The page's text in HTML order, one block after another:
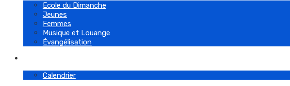
Ecole du Dimanche
Jeunes
Femmes
Musique et Louange
Évangélisation
Calendrier